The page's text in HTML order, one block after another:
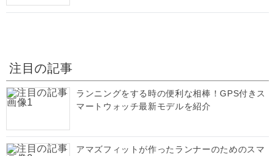
注目の記事
ランニングをする時の便利な相棒！GPS付きス
マートウォッチ最新モデルを紹介
アマズフィットが作ったランナーのためのスマ